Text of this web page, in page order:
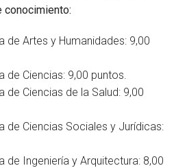
conocimiento:
de Artes y Humanidades: 9,00
de Ciencias: 9,00 puntos.
de Ciencias de la Salud: 9,00
de Ciencias Sociales y Jurídicas:
de Ingeniería y Arquitectura: 8,00